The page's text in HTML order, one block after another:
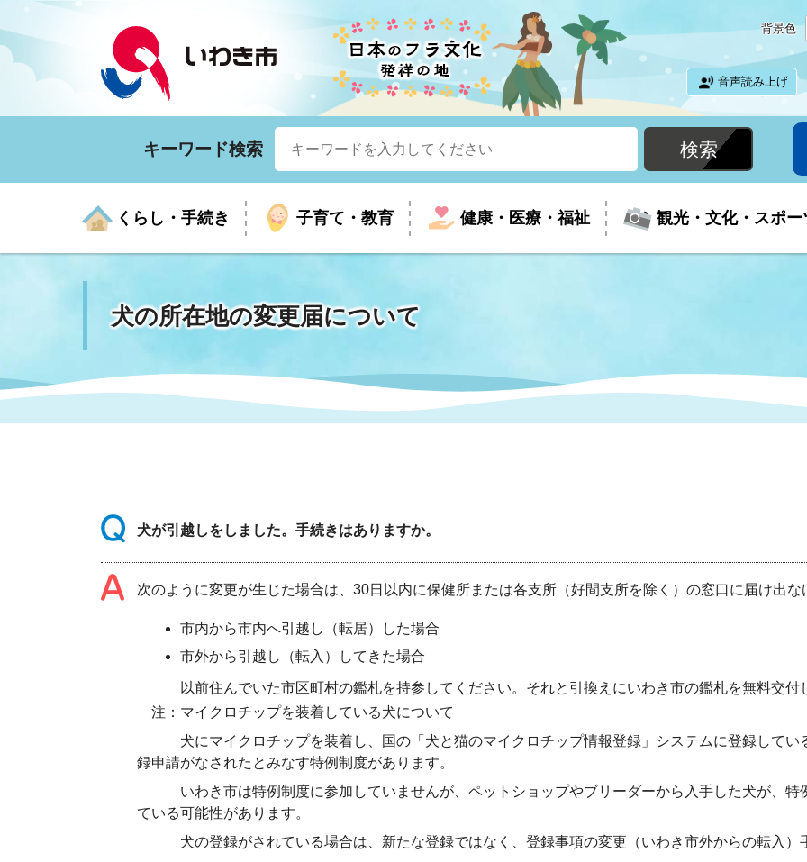
背景色
音声読み上げ
キーワード検索
くらし・手続き
くらしの手続きガイド いざという時に
年金・保険 マイナンバー 住まい・生活・相談
いわき市女性活躍推進ポータ
ルサイト
電子サービス オープンデータ・活用事例
子育て・教育
生涯学習 子育て
健康・医療・福祉
医療 健康
高齢者福祉・介護 地域包括ケア(介護予防等) 福祉事業者向け情報
観光・文化・スポー
お知らせ 年間イベントの案内
目的から探す モデルコース 歴史・文化
いわき市へのアクセス いわき市立美術館
入札・契約 産業振興
企業立地 福祉・介護 都市計画・開発・建築
市の紹介 市長室
市の統計 広報 広聴
公売 市の制度
農業委員会
市民意見募集(パブリック
施設案内
犬の所在地の変更届について
犬が引越しをしました。手続きはありますか。
次のように変更が生じた場合は、30日以内に保健所または各支所（好間支所を除く）の窓口に届け出
市内から市内へ引越し（転居）した場合
市外から引越し（転入）してきた場合
以前住んでいた市区町村の鑑札を持参してください。それと引換えにいわき市の鑑札を無料交付
注：マイクロチップを装着している犬について
犬にマイクロチップを装着し、国の「犬と猫のマイクロチップ情報登録」システムに登録してい
録申請がなされたとみなす特例制度があります。
いわき市は特例制度に参加していませんが、ペットショップやブリーダーから入手した犬が、特
ている可能性があります。
犬の登録がされている場合は、新たな登録ではなく、登録事項の変更（いわき市外からの転入）